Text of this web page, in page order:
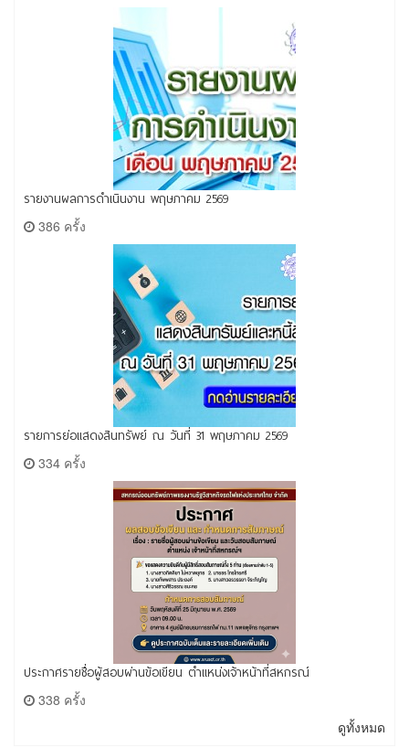
รายงานผลการดำเนินงาน พฤษภาคม 2569
386 ครั้ง
รายการย่อแสดงสินทรัพย์ ณ วันที่ 31 พฤษภาคม 2569
334 ครั้ง
ประกาศรายชื่อผู้สอบผ่านข้อเขียน ตำแหน่งเจ้าหน้าที่สหกรณ์
338 ครั้ง
ดูทั้งหมด